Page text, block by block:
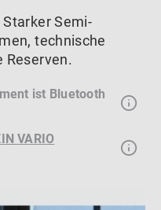
Starker Semi-
technische
Reserven.
ist Bluetooth
VARIO